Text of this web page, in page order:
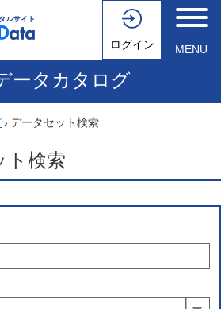
ログイン MENU
ータカタログ
› データセット検索
ト検索